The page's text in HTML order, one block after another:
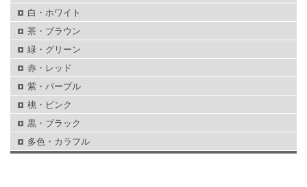
白・ホワイト
茶・ブラウン
緑・グリーン
赤・レッド
紫・パープル
桃・ピンク
黒・ブラック
多色・カラフル